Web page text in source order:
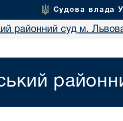
Судова влада
районний суд м.